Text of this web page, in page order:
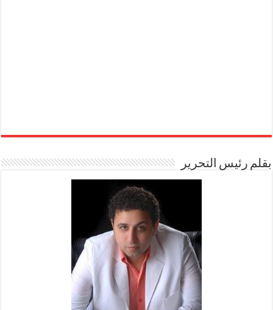
بقلم رئيس التحرير